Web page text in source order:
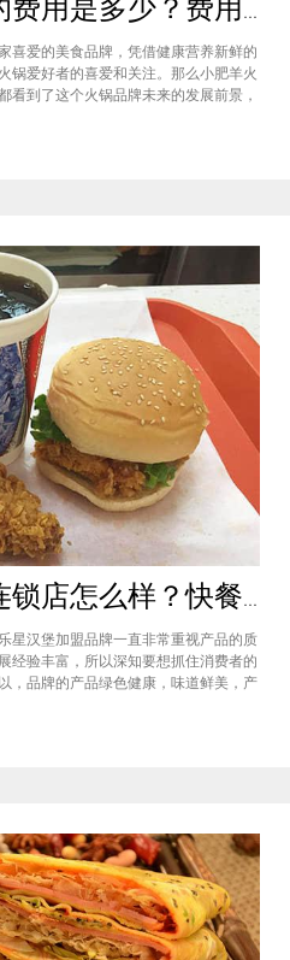
小肥羊火锅加盟的费用是多少？费用标准如下看你是否符合加盟资格
喜爱的美食品牌，凭借健康营养新鲜的
锅爱好者的喜爱和关注。那么小肥羊火
看到了这个火锅品牌未来的发展前景，
费用情况让创业者拥有更多信息。创
快乐星汉堡加盟连锁店怎么样？快餐店中产品口味如何？
星汉堡加盟品牌一直非常重视产品的质
经验丰富，所以深知要想抓住消费者的
，品牌的产品绿色健康，味道鲜美，产
堡品牌加盟费多少钱？快乐星汉堡加